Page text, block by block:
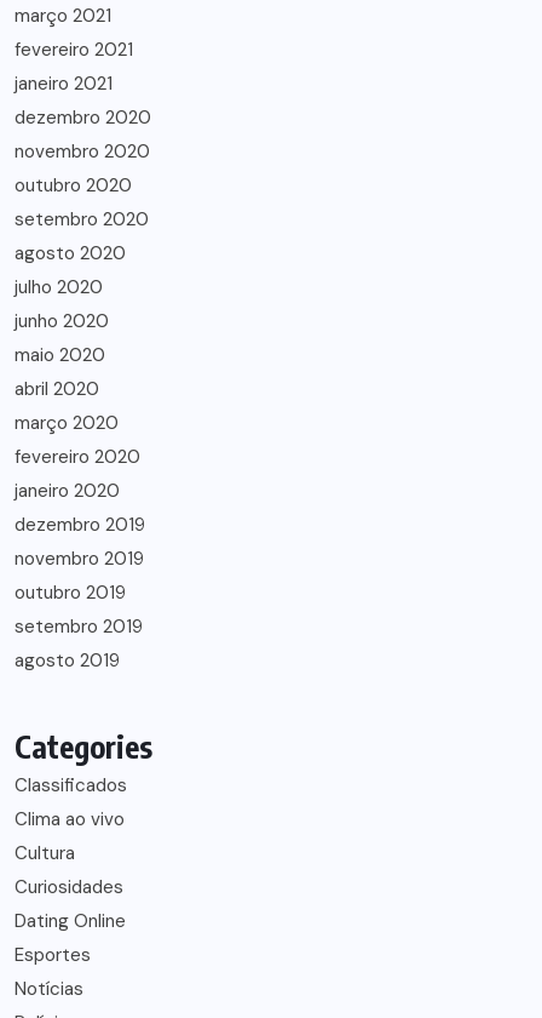
março 2021
fevereiro 2021
janeiro 2021
dezembro 2020
novembro 2020
outubro 2020
setembro 2020
agosto 2020
julho 2020
junho 2020
maio 2020
abril 2020
março 2020
fevereiro 2020
janeiro 2020
dezembro 2019
novembro 2019
outubro 2019
setembro 2019
agosto 2019
Categories
Classificados
Clima ao vivo
Cultura
Curiosidades
Dating Online
Esportes
Notícias